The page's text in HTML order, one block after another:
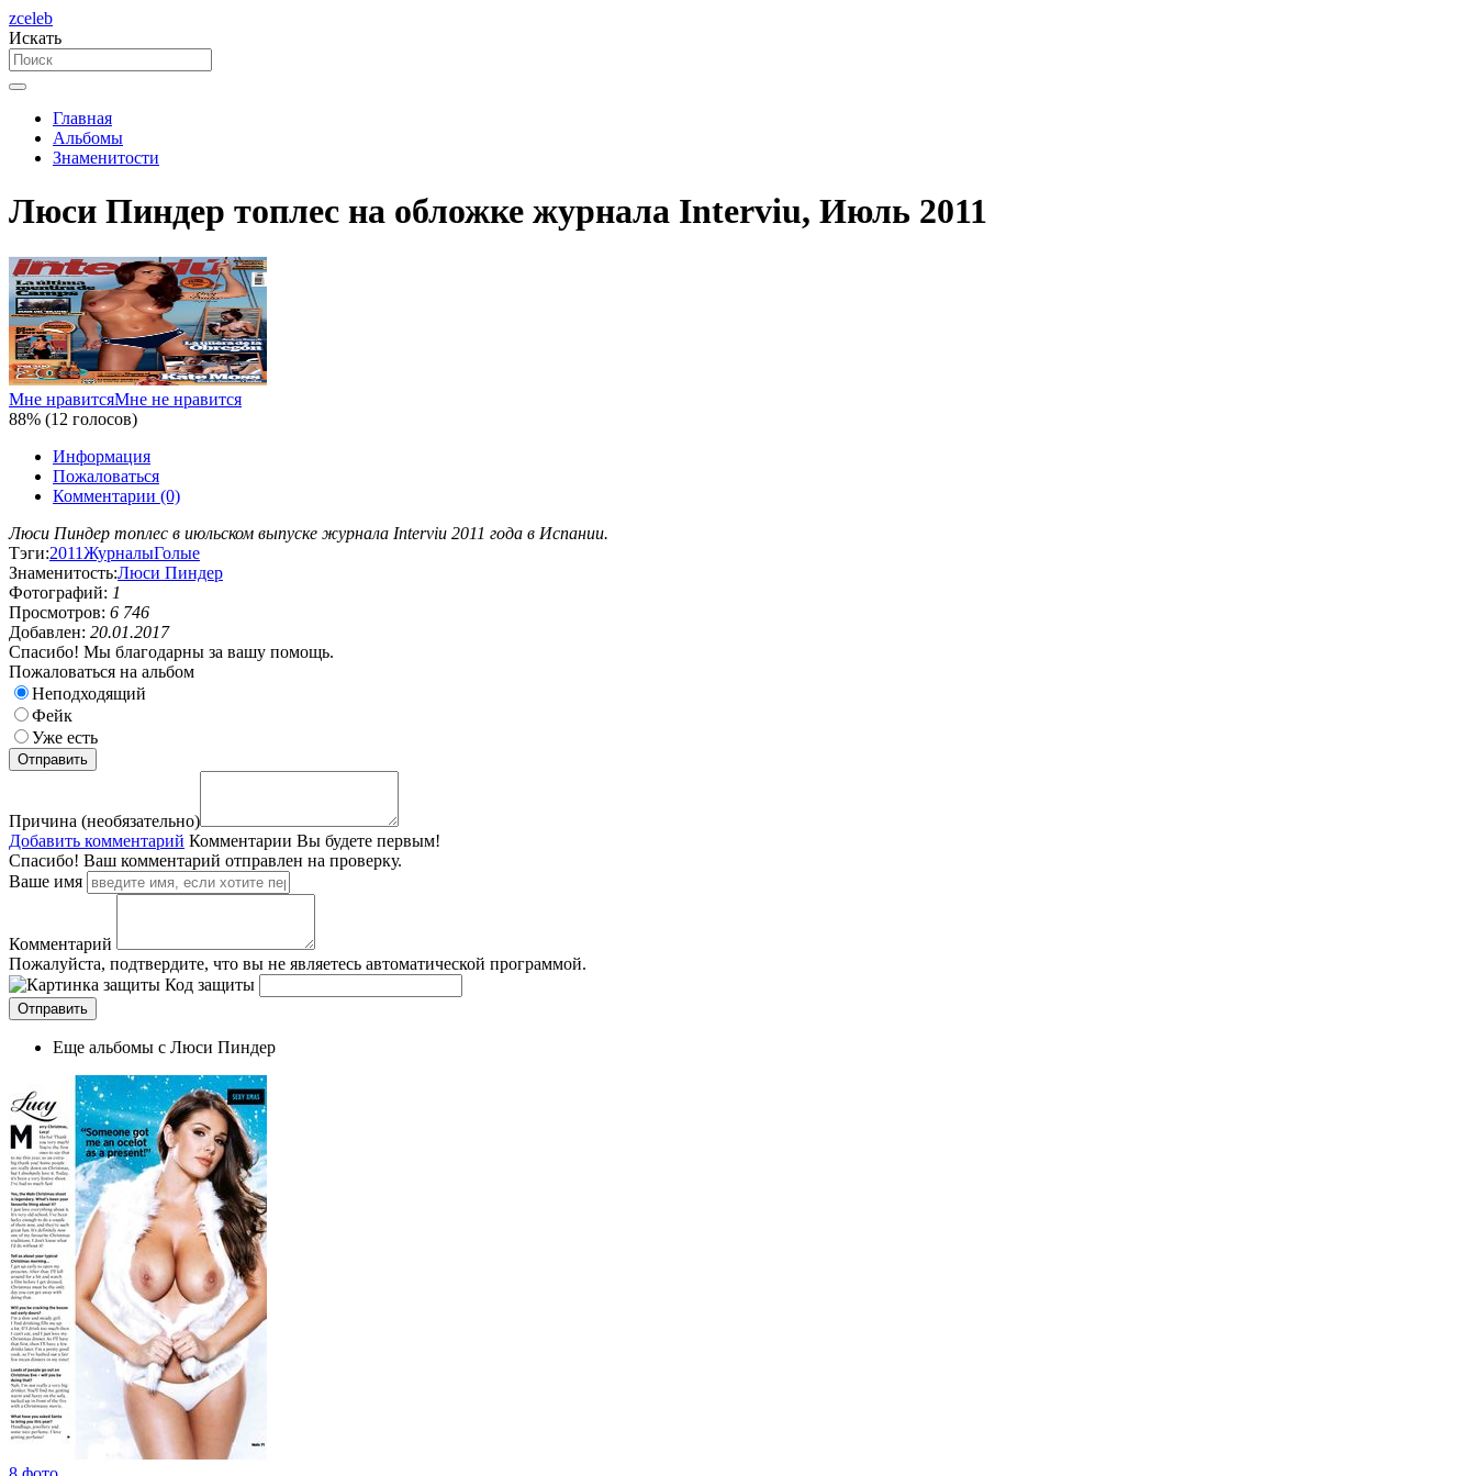
zceleb
Искать
Главная
Альбомы
Знаменитости
Люси Пиндер топлес на обложке журнала Interviu, Июль 2011
Мне нравитсяМне не нравится
88% (12 голосов)
Информация
Пожаловаться
Комментарии (0)
Люси Пиндер топлес в июльском выпуске журнала Interviu 2011 года в Испании.
Тэги:2011ЖурналыГолые
Знаменитость:Люси Пиндер
Фотографий: 1
Просмотров: 6 746
Добавлен: 20.01.2017
Спасибо! Мы благодарны за вашу помощь.
Пожаловаться на альбом
Неподходящий
Фейк
Уже есть
Причина (необязательно)
Добавить комментарий Комментарии Вы будете первым!
Спасибо! Ваш комментарий отправлен на проверку.
Ваше имя
Комментарий
Пожалуйста, подтвердите, что вы не являетесь автоматической программой.
Код защиты
Еще альбомы с Люси Пиндер